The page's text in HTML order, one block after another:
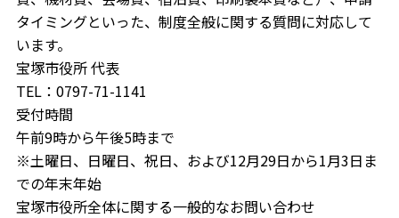
タイミングといった、制度全般に関する質問に対応して
います。
宝塚市役所 代表
TEL：0797-71-1141
受付時間
午前9時から午後5時まで
※土曜日、日曜日、祝日、および12月29日から1月3日ま
での年末年始
宝塚市役所全体に関する一般的なお問い合わせ